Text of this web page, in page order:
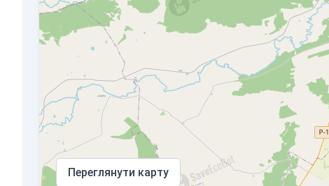
Переглянути карту